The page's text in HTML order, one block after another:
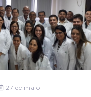
27 de maio